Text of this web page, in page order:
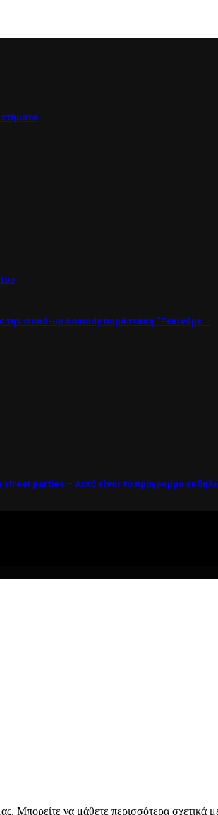
stand-up comedy παράσταση “Ξεκινάμε...
street parties – Αυτό είναι το πρόγραμμα
Μπορείτε να μάθετε περισσότερα σχετικά